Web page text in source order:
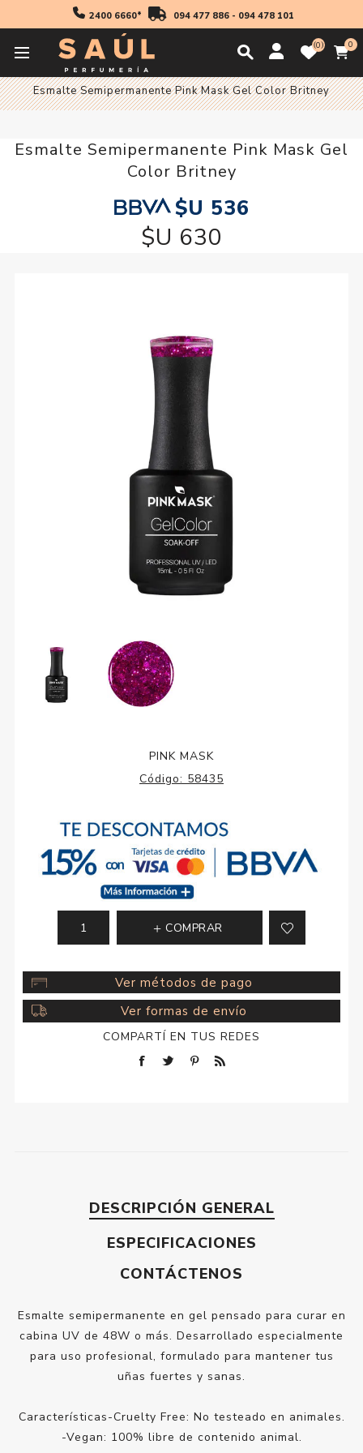
2400 6660* 094 477 886- 094 478 101
0 0
Inicio
Esmalte Semipermanente Pink Mask Gel Color Britney
Esmalte Semipermanente Pink Mask Gel
Color Britney
$U 536
$U 630
PINK MASK
Código: 58435
COMPRAR
Ver métodos de pago
Ver formas de envío
COMPARTÍ EN TUS REDES
DESCRIPCIÓN GENERAL
ESPECIFICACIONES
CONTÁCTENOS
Esmalte semipermanente en gel pensado para curar en
cabina UV de 48W o más. Desarrollado especialmente
para uso profesional, formulado para mantener tus
uñas fuertes y sanas.
Características-Cruelty Free: No testeado en animales.
-Vegan: 100% libre de contenido animal.